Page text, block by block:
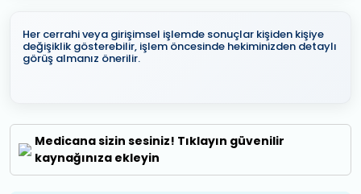
Her cerrahi veya girişimsel işlemde sonuçlar kişiden kişiye
değişiklik gösterebilir, işlem öncesinde hekiminizden detaylı
görüş almanız önerilir.
Medicana sizin sesiniz! Tıklayın güvenilir
kaynağınıza ekleyin